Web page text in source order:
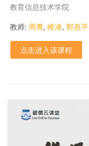
课程类别
教育信息技术学院
教师: 周菁, 睢凌, 郭燕平
点击进入该课程